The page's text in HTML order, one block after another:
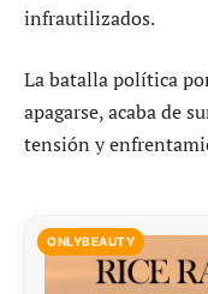
infrautilizados.
La batalla política
apagarse, acaba de
tensión y
ONLYBEAUTY